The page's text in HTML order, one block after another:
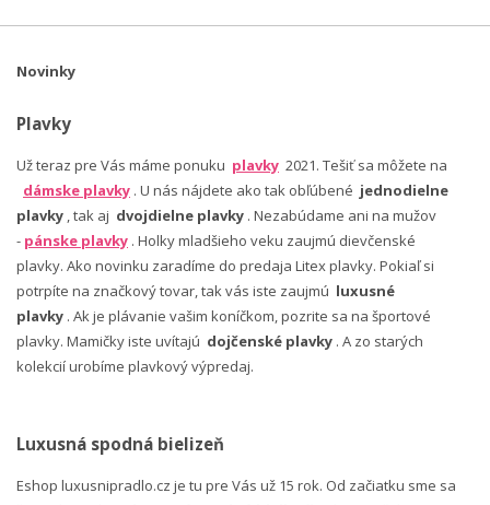
Novinky
Plavky
Už teraz pre Vás máme ponuku plavky 2021. Tešiť sa môžete na
dámske plavky . U nás nájdete ako tak obľúbené jednodielne
plavky , tak aj dvojdielne plavky . Nezabúdame ani na mužov
- pánske plavky . Holky mladšieho veku zaujmú dievčenské
plavky. Ako novinku zaradíme do predaja Litex plavky. Pokiaľ si
potrpíte na značkový tovar, tak vás iste zaujmú luxusné
plavky . Ak je plávanie vašim koníčkom, pozrite sa na športové
plavky. Mamičky iste uvítajú dojčenské plavky . A zo starých
kolekcií urobíme plavkový výpredaj.
Luxusná spodná bielizeň
Eshop luxusnipradlo.cz je tu pre Vás už 15 rok. Od začiatku sme sa